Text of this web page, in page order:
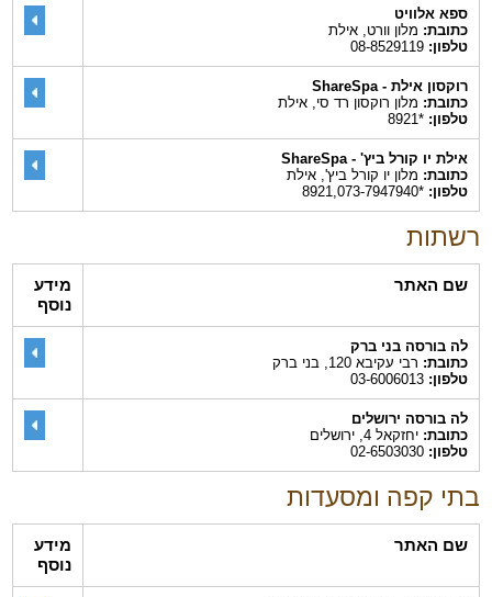
ספא אלוויט
כתובת:מלון וורט, אילת
טלפון:08-8529119
רוקסון אילת - ShareSpa
כתובת:מלון רוקסון רד סי, אילת
טלפון:*8921
אילת יו קורל ביץ' - ShareSpa
כתובת:מלון יו קורל ביץ', אילת
טלפון:*8921,073-7947940
רשתות
שם האתר
מידע
נוסף
לה בורסה בני ברק
כתובת:רבי עקיבא 120, בני ברק
טלפון:03-6006013
לה בורסה ירושלים
כתובת:יחזקאל 4, ירושלים
טלפון:02-6503030
בתי קפה ומסעדות
שם האתר
מידע
נוסף